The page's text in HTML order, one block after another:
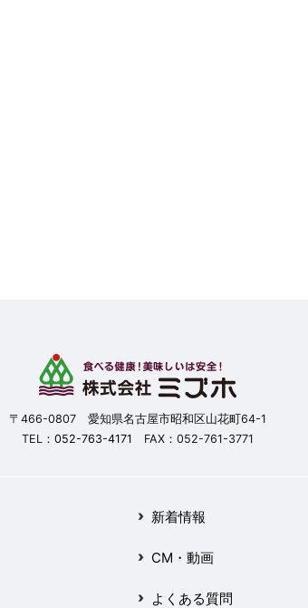
〒466-0807 愛知県名古屋市昭和区山花町64-1
TEL： 052-763-4171 FAX：052-761-3771
新着情報
CM・動画
よくある質問